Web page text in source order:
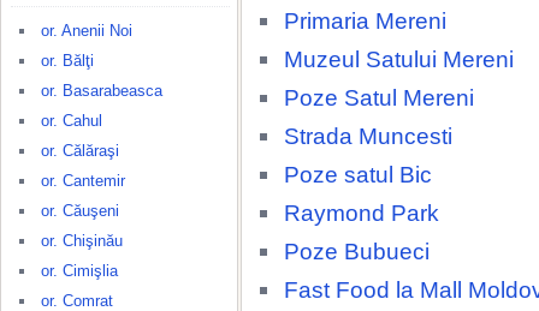
or. Anenii Noi
or. Bălţi
or. Basarabeasca
or. Cahul
or. Călăraşi
or. Cantemir
or. Căuşeni
or. Chişinău
or. Cimişlia
or. Comrat
Primaria Mereni
Muzeul Satului Mereni
Poze Satul Mereni
Strada Muncesti
Poze satul Bic
Raymond Park
Poze Bubueci
Fast Food la Mall